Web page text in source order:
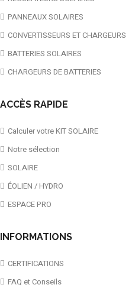
PANNEAUX SOLAIRES
CONVERTISSEURS ET CHARGEURS
BATTERIES SOLAIRES
CHARGEURS DE BATTERIES
ACCÈS RAPIDE
Calculer votre KIT SOLAIRE
Notre sélection
SOLAIRE
ÉOLIEN / HYDRO
ESPACE PRO
INFORMATIONS
CERTIFICATIONS
FAQ et Conseils